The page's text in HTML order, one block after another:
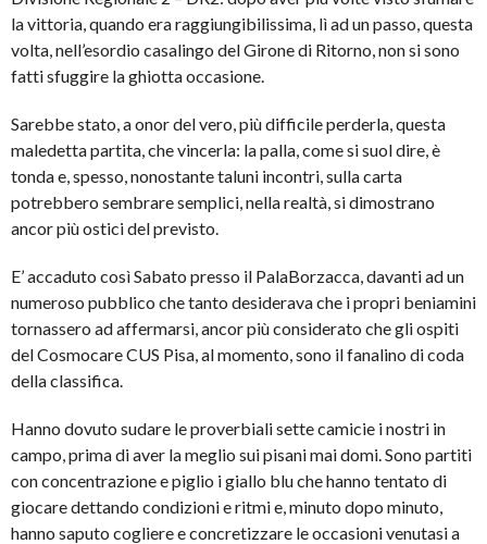
la vittoria, quando era raggiungibilissima, lì ad un passo, questa
volta, nell’esordio casalingo del Girone di Ritorno, non si sono
fatti sfuggire la ghiotta occasione.
Sarebbe stato, a onor del vero, più difficile perderla, questa
maledetta partita, che vincerla: la palla, come si suol dire, è
tonda e, spesso, nonostante taluni incontri, sulla carta
potrebbero sembrare semplici, nella realtà, si dimostrano
ancor più ostici del previsto.
E’ accaduto così Sabato presso il PalaBorzacca, davanti ad un
numeroso pubblico che tanto desiderava che i propri beniamini
tornassero ad affermarsi, ancor più considerato che gli ospiti
del Cosmocare CUS Pisa, al momento, sono il fanalino di coda
della classifica.
Hanno dovuto sudare le proverbiali sette camicie i nostri in
campo, prima di aver la meglio sui pisani mai domi. Sono partiti
con concentrazione e piglio i giallo blu che hanno tentato di
giocare dettando condizioni e ritmi e, minuto dopo minuto,
hanno saputo cogliere e concretizzare le occasioni venutasi a